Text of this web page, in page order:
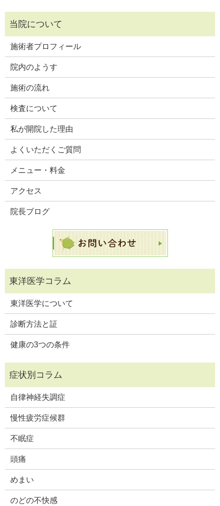
施術者プロフィール
院内のようす
施術の流れ
検査について
私が開院した理由
よくいただくご質問
メニュー・料金
アクセス
院長ブログ
東洋医学について
診断方法と証
健康の3つの条件
自律神経失調症
慢性疲労症候群
不眠症
頭痛
めまい
のどの不快感